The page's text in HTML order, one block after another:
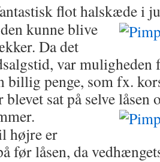
flot halskæde i
kunne blive
Da det
var muligheden
billig penge, som fx.
blevet sat på selve
højre er
før låsen, da